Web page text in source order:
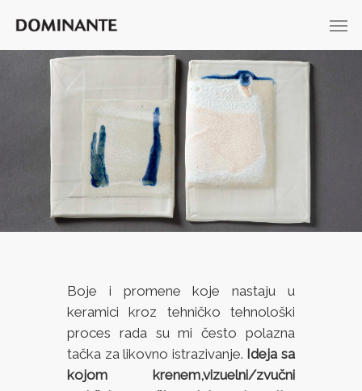
Boje i promene koje nastaju u
keramici kroz tehničko tehnološki
proces rada su mi često polazna
tačka za likovno istrazivanje. Ideja sa
kojom krenem,vizuelni/zvučni